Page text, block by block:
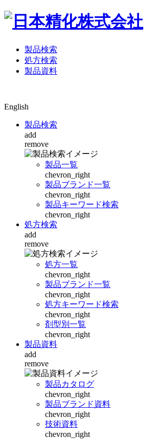
製品検索
処方検索
製品資料
English
製品検索
add
remove
製品一覧
chevron_right
製品ブランド一覧
chevron_right
製品キーワード検索
chevron_right
処方検索
add
remove
処方一覧
chevron_right
製品ブランド一覧
chevron_right
処方キーワード検索
chevron_right
剤型別一覧
chevron_right
製品資料
add
remove
製品カタログ
chevron_right
製品ブランド資料
chevron_right
技術資料
chevron_right